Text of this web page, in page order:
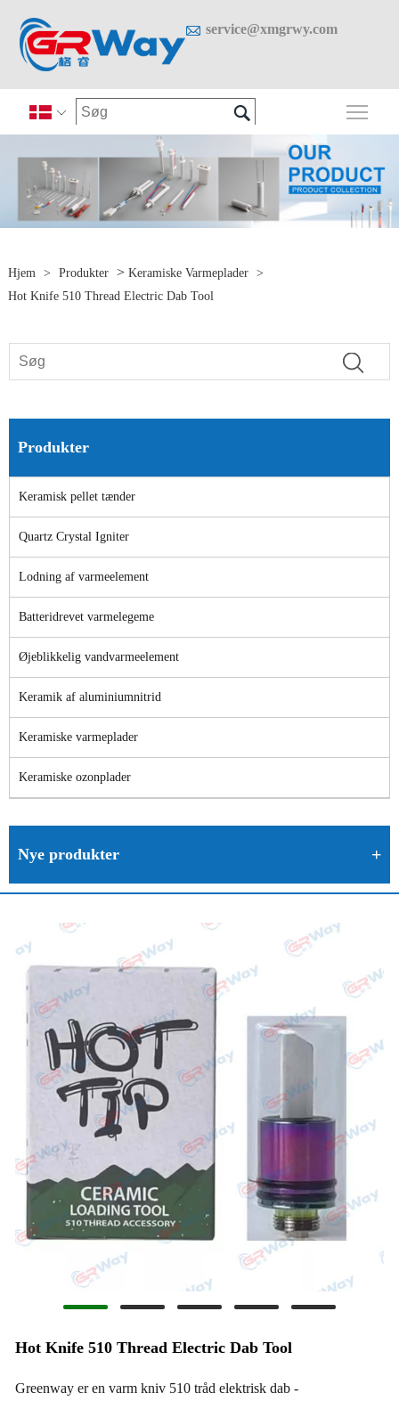
 service@xmgrwy.com
 
Hjem > Produkter > Keramiske Varmeplader
>
Hot Knife 510 Thread Electric Dab Tool
Produkter
Keramisk pellet tænder
Quartz Crystal Igniter
Lodning af varmeelement
Batteridrevet varmelegeme
Øjeblikkelig vandvarmeelement
Keramik af aluminiumnitrid
Keramiske varmeplader
Keramiske ozonplader
Nye produkter
Hot Knife 510 Thread Electric Dab Tool
Greenway er en varm kniv 510 tråd elektrisk dab -